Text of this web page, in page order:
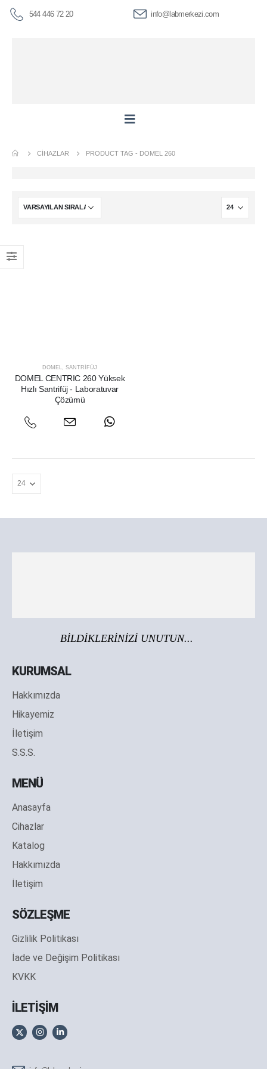
544 446 72 20 info@labmerkezi.com
CIHAZLAR PRODUCT TAG - DOMEL 260
DOMEL SANTRIFÜJ
DOMEL CENTRIC 260 Yüksek
Hızlı Santrifüj - Laboratuvar
Çözümü
BİLDİKLERİNİZİ UNUTUN...
KURUMSAL
Hakkımızda
Hikayemiz
İletişim
S.S.S.
MENÜ
Anasayfa
Cihazlar
Katalog
Hakkımızda
İletişim
SÖZLEŞME
Gizlilik Politikası
İade ve Değişim Politikası
KVKK
İLETİŞİM